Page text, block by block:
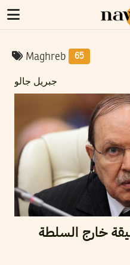
Maghreb 65
جبريل جالو
خارج السلطة